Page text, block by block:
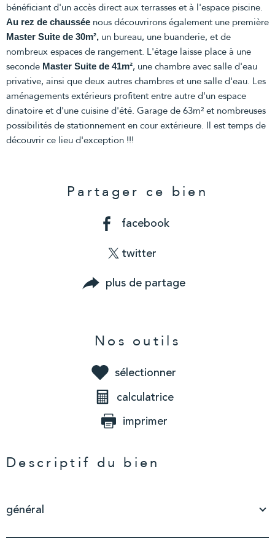
bénéficiant d'un accès direct aux terrasses et à l'espace piscine.
Au rez de chaussée nous découvrirons également une première
Master Suite de 30m², un bureau, une buanderie, et de
nombreux espaces de rangement. L'étage laisse place à une
seconde Master Suite de 41m², une chambre avec salle d'eau
privative, ainsi que deux autres chambres et une salle d'eau. Les
aménagements extérieurs profitent entre autre d'un espace
dinatoire et d'une cuisine d'été. Garage de 63m² et nombreuses
possibilités de stationnement en cour extérieure. Il est temps de
découvrir ce lieu d'exception !!!
Partager ce bien
facebook
twitter
plus de partage
Nos outils
sélectionner
calculatrice
imprimer
Descriptif du bien
général